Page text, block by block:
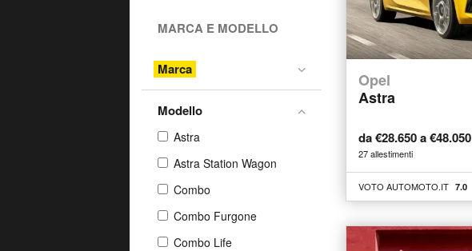
Opel
Astra
da €28.650 a €48.050
27 allestimenti
VOTO AUTOMOTO.IT 7.0
MARCA E MODELLO
Marca
Modello
Astra
Astra Station Wagon
Combo
Combo Furgone
Combo Life